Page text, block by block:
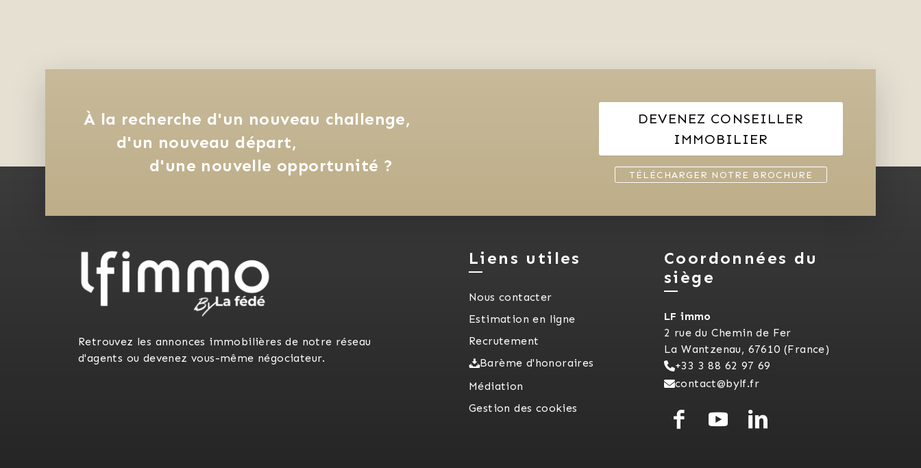
À la recherche d'un nouveau challenge,
d'un nouveau départ,
d'une nouvelle opportunité ?
DEVENEZ CONSEILLER
IMMOBILIER
TÉLÉCHARGER NOTRE BROCHURE
Retrouvez les annonces immobilières de notre réseau
d'agents ou devenez vous-même négociateur.
Liens utiles
Nous contacter
Estimation en ligne
Recrutement
Barème d'honoraires
Médiation
Gestion des cookies
Coordonnées du
siège
LF immo
2 rue du Chemin de Fer
La Wantzenau, 67610 (France)
+33 3 88 62 97 69
contact@bylf.fr